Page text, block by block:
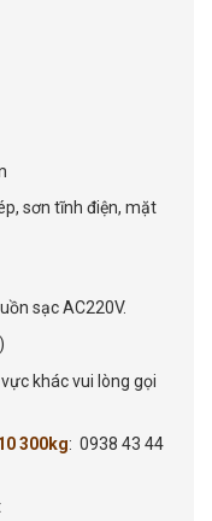
sơn tĩnh điện, mặt
sạc AC220V.
khác vui lòng gọi
300kg: 0938 43 44